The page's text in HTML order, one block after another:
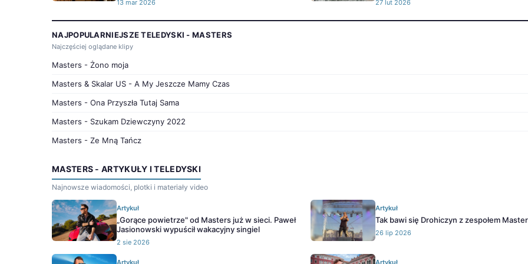
13 mar 2026 27 lut 2026
NAJPOPULARNIEJSZE TELEDYSKI - MASTERS
Najczęściej oglądane klipy
Masters - Żono moja
Masters & Skalar US - A My Jeszcze Mamy Czas
Masters - Ona Przyszła Tutaj Sama
Masters - Szukam Dziewczyny 2022
Masters - Ze Mną Tańcz
MASTERS - ARTYKUŁY I TELEDYSKI
Najnowsze wiadomości, plotki i materiały video
Artykuł
„Gorące powietrze" od Masters już w sieci. Paweł
Jasionowski wypuścił wakacyjny singiel
2 sie 2026
Artykuł
Tak bawi się Drohiczyn z zespołem
26 lip 2026